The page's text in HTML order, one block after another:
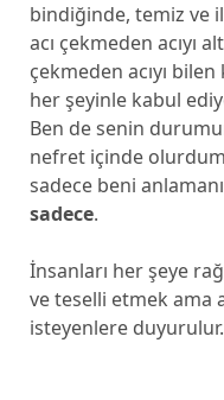
bindiğinde, temiz ve
acı çekmeden acıyı
çekmeden acıyı
her şeyinle kabul
Ben de senin
nefret içinde
sadece beni
sadece.
İnsanları her şeye
ve teselli etmek ama
isteyenlere